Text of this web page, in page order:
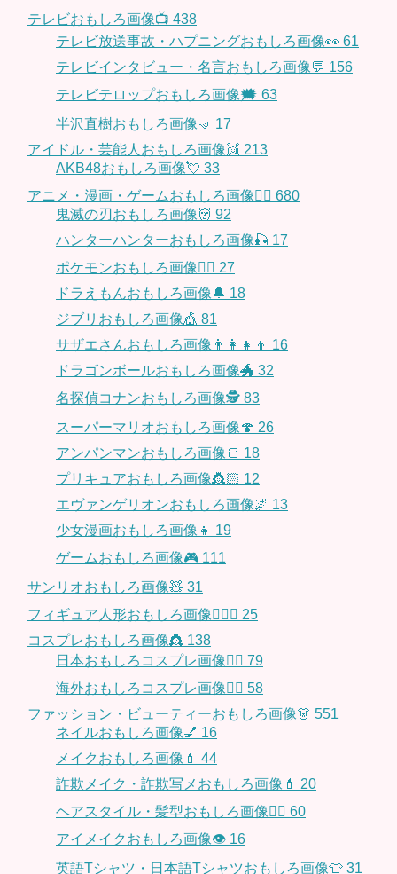
テレビおもしろ画像📺 438
テレビ放送事故・ハプニングおもしろ画像👀 61
テレビインタビュー・名言おもしろ画像💬 156
テレビテロップおもしろ画像🗯 63
半沢直樹おもしろ画像🤜 17
アイドル・芸能人おもしろ画像👯 213
AKB48おもしろ画像💘 33
アニメ・漫画・ゲームおもしろ画像🧚‍♀️ 680
鬼滅の刃おもしろ画像👹 92
ハンターハンターおもしろ画像🎣 17
ポケモンおもしろ画像🤹‍♂️ 27
ドラえもんおもしろ画像🔔 18
ジブリおもしろ画像🎪 81
サザエさんおもしろ画像👨‍👩‍👧‍👦 16
ドラゴンボールおもしろ画像🐲 32
名探偵コナンおもしろ画像🕵️ 83
スーパーマリオおもしろ画像🍄 26
アンパンマンおもしろ画像🍞 18
プリキュアおもしろ画像👸🏻 12
エヴァンゲリオンおもしろ画像🌌 13
少女漫画おもしろ画像👧 19
ゲームおもしろ画像🎮 111
サンリオおもしろ画像🧸 31
フィギュア人形おもしろ画像🧍🏼‍♂️ 25
コスプレおもしろ画像👸 138
日本おもしろコスプレ画像🧝‍♀️ 79
海外おもしろコスプレ画像🧝‍♂️ 58
ファッション・ビューティーおもしろ画像👗 551
ネイルおもしろ画像💅 16
メイクおもしろ画像💄 44
詐欺メイク・詐欺写メおもしろ画像💄 20
ヘアスタイル・髪型おもしろ画像👱‍♀️ 60
アイメイクおもしろ画像👁 16
英語Tシャツ・日本語Tシャツおもしろ画像👕 31